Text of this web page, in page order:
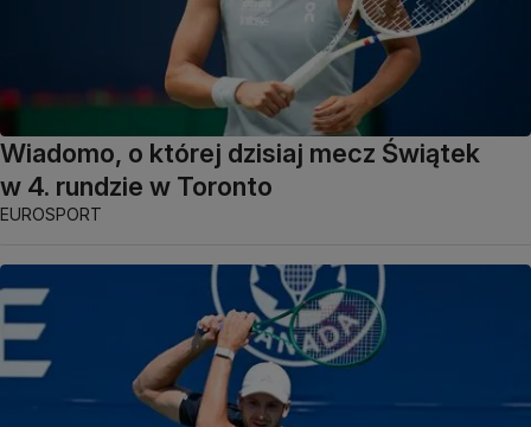
Wiadomo, o której dzisiaj mecz Świątek
w 4. rundzie w Toronto
EUROSPORT